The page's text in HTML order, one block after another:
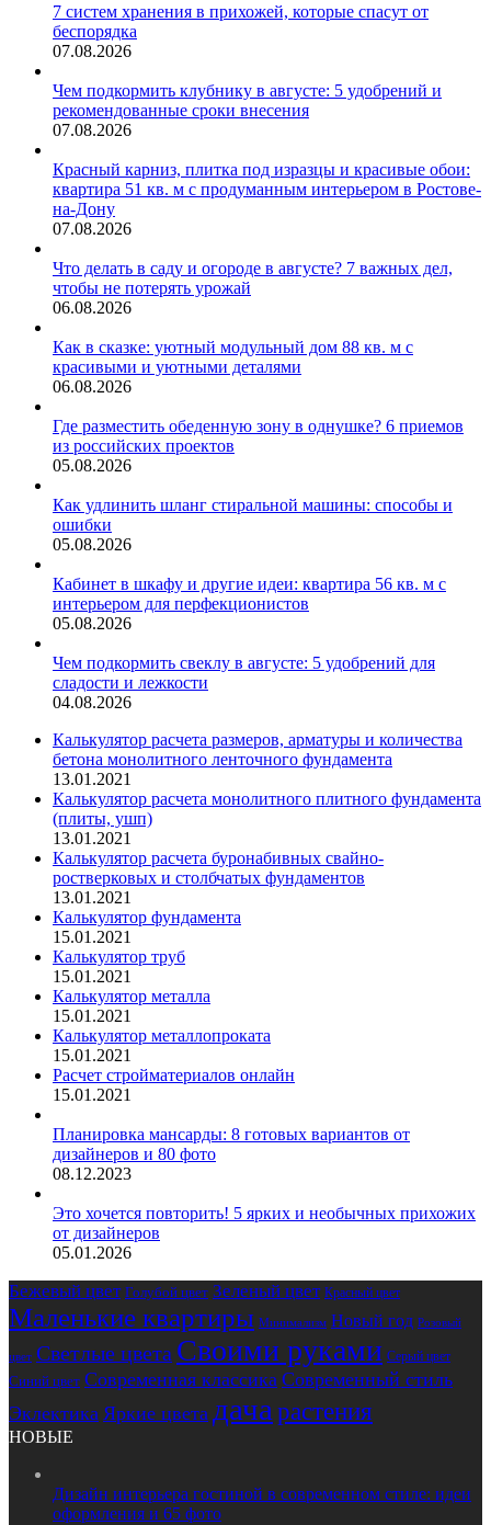
7 систем хранения в прихожей, которые спасут от
беспорядка
07.08.2026
Чем подкормить клубнику в августе: 5 удобрений и
рекомендованные сроки внесения
07.08.2026
Красный карниз, плитка под изразцы и красивые обои:
квартира 51 кв. м с продуманным интерьером в Ростове-
на-Дону
07.08.2026
Что делать в саду и огороде в августе? 7 важных дел,
чтобы не потерять урожай
06.08.2026
Как в сказке: уютный модульный дом 88 кв. м с
красивыми и уютными деталями
06.08.2026
Где разместить обеденную зону в однушке? 6 приемов
из российских проектов
05.08.2026
Как удлинить шланг стиральной машины: способы и
ошибки
05.08.2026
Кабинет в шкафу и другие идеи: квартира 56 кв. м с
интерьером для перфекционистов
05.08.2026
Чем подкормить свеклу в августе: 5 удобрений для
сладости и лежкости
04.08.2026
Калькулятор расчета размеров, арматуры и количества
бетона монолитного ленточного фундамента
13.01.2021
Калькулятор расчета монолитного плитного фундамента
(плиты, ушп)
13.01.2021
Калькулятор расчета буронабивных свайно-
ростверковых и столбчатых фундаментов
13.01.2021
Калькулятор фундамента
15.01.2021
Калькулятор труб
15.01.2021
Калькулятор металла
15.01.2021
Калькулятор металлопроката
15.01.2021
Расчет стройматериалов онлайн
15.01.2021
Планировка мансарды: 8 готовых вариантов от
дизайнеров и 80 фото
08.12.2023
Это хочется повторить! 5 ярких и необычных прихожих
от дизайнеров
05.01.2026
Бежевый цвет Голубой цвет Зеленый цвет Красный цвет
Маленькие квартиры Минимализм Новый год Розовый
цвет Светлые цвета Своими руками Серый цвет
Синий цвет Современная классика Современный стиль
Эклектика Яркие цвета дача растения
НОВЫЕ
Дизайн интерьера гостиной в современном стиле: идеи
оформления и 65 фото